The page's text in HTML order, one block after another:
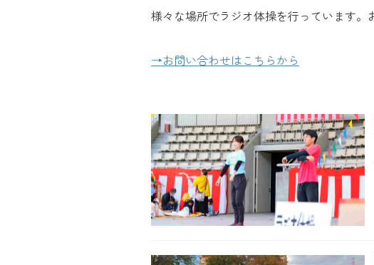
様々な場所でラジオ体操を行っています。
→お問い合わせはこちらから